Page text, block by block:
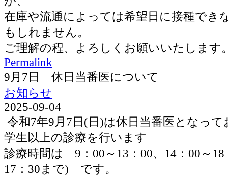
在庫や流通によっては希望日に接種でき
もしれません。
ご理解の程、よろしくお願いいたします
Permalink
9月7日 休日当番医について
お知らせ
2025-09-04
令和7年9月7日(日)は休日当番医となっ
学生以上の診療を行います
診療時間は 9：00～13：00、14：00～
17：30まで) です。